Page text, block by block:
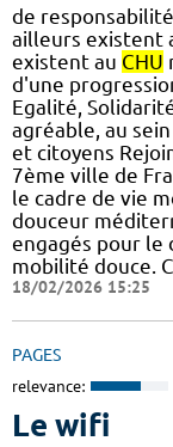
de
ailleurs existent
existent au CHU
d'une
Egalité,
agréable, au
et citoyens
7ème ville de
le cadre de vie
douceur
engagés pour le
mobilité douce.
18/02/2026 15:25
PAGES
relevance:
Le wifi